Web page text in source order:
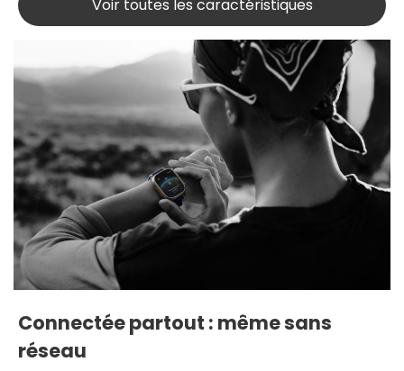
Voir toutes les caractéristiques
Connectée partout : même sans
réseau